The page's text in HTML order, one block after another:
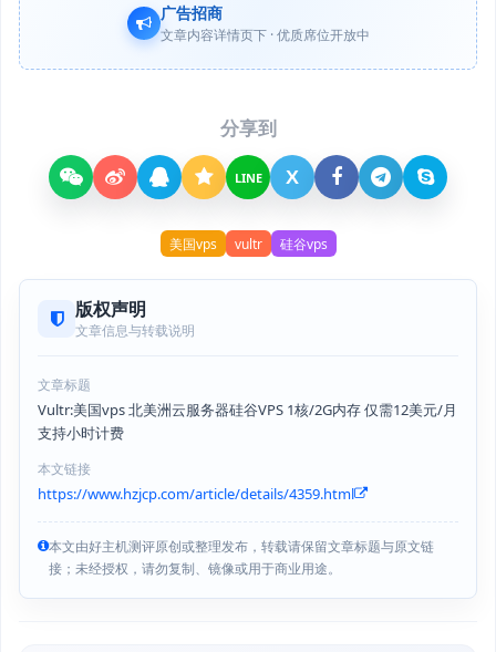
广告招商
文章内容详情页下 · 优质席位开放中
分享到
LINE X
美国vps vultr 硅谷vps
版权声明
文章信息与转载说明
文章标题
Vultr:美国vps 北美洲云服务器硅谷VPS 1核/2G内存 仅需12美元/月
支持小时计费
本文链接
https://www.hzjcp.com/article/details/4359.html
本文由好主机测评原创或整理发布，转载请保留文章标题与原文链
接；未经授权，请勿复制、镜像或用于商业用途。